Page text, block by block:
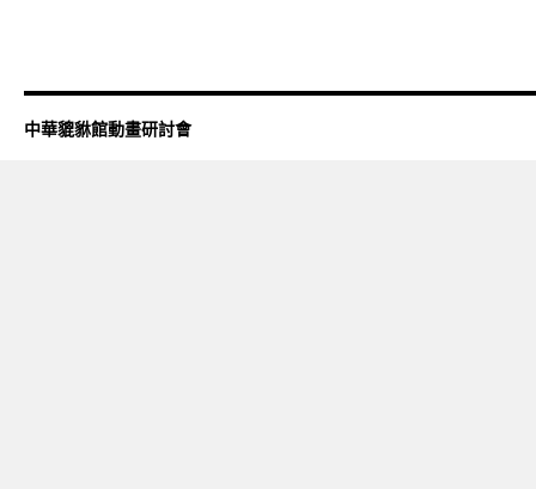
中華貔貅館動畫研討會